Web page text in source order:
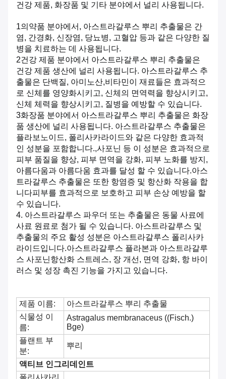
건강 제품, 화장품 및 기타 분야에서 널리 사용됩니다.
1의약품 분야에서, 아스트라갈루스 뿌리 추출물은 간
염, 간경화, 신장염, 당뇨병, 고혈압 등과 같은 다양한 질
병을 치료하는 데 사용됩니다.
2건강 제품 분야에서 아스트라갈루스 뿌리 추출물은
건강 제품 생산에 널리 사용됩니다. 아스트라갈루스 추
출물은 단백질, 아미노산,비타민이 재료들은 효과적으
로 신체를 영양화시키고, 신체의 면역력을 향상시키고,
신체 체력을 향상시키고, 질병을 예방할 수 있습니다.
3화장품 분야에서 아스트라갈루스 뿌리 추출물은 화장
품 생산에 널리 사용됩니다. 아스트라갈루스 추출물은
플라보노이드, 폴리사카라이드와 같은 다양한 효과적
인 성분을 포함합니다.,사포닌 등 이 성분은 효과적으로
피부 품질을 향상, 피부 면역을 강화, 피부 노화를 방지,
아름다움과 아름다움 효과를 달성 할 수 있습니다.아스
트라갈루스 추출물은 또한 항염증 및 항산화 작용을 합
니다피부를 효과적으로 보호하고 피부 손상 예방을 할
수 있습니다.
4. 아스트라갈루스 파우더 또는 추출물은 동물 사료에
사료 원료로 첨가 될 수 있습니다. 아스트라갈루스 및
추출물의 주요 활성 성분은 아스트라갈루스 폴리사카
라이드입니다.아스트라갈루스 플라본과 아스트라갈루
스 사포닌항산화 스트레스, 장 개선, 면역 강화, 항 바이
러스 및 성장 촉진 기능을 가지고 있습니다.
제품 이름:
아스트라갈루스 뿌리 추출물
식물성 이
름:
Astragalus membranaceus ((Fisch.)
Bge)
플랜트 부
분:
뿌리
액티브 인그리데인트